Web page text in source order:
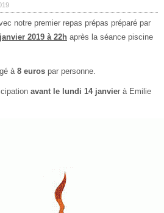
notre premier repas prépas préparé par
2019 à 22h après la séance piscine
à 8 euros par personne.
avant le lundi 14 janvier à Emilie